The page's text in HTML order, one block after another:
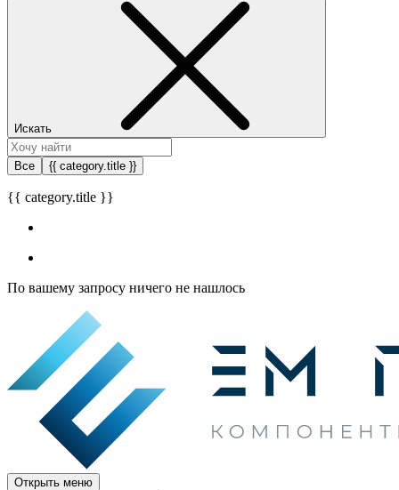
Искать
Все {{ category.title }}
{{ category.title }}
По вашему запросу ничего не нашлось
Открыть меню